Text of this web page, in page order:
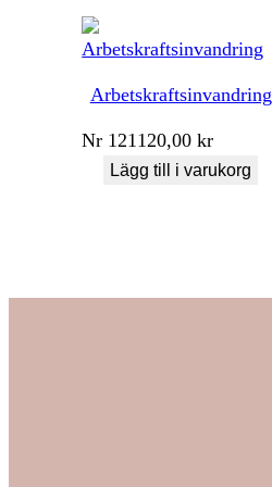
Arbetskraftsinvandring
Nr 121120,00kr
Lägg till i varukorg